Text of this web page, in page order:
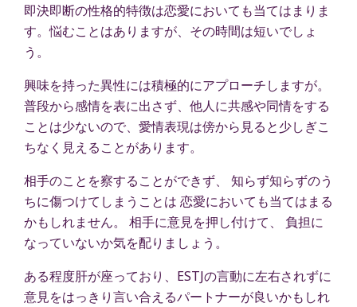
即決即断の性格的特徴は恋愛においても当てはまりま
す。悩むことはありますが、その時間は短いでしょ
う。
興味を持った異性には積極的にアプローチしますが。
普段から感情を表に出さず、他人に共感や同情をする
ことは少ないので、愛情表現は傍から見ると少しぎこ
ちなく見えることがあります。
相手のことを察することができず、 知らず知らずのう
ちに傷つけてしまうことは 恋愛においても当てはまる
かもしれません。 相手に意見を押し付けて、 負担に
なっていないか気を配りましょう。
ある程度肝が座っており、ESTJの言動に左右されずに
意見をはっきり言い合えるパートナーが良いかもしれ